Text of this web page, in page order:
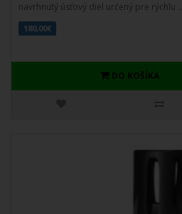
navrhnutý úsťový diel určený pre rýchlu ..
180,00€
DO KOŠÍKA